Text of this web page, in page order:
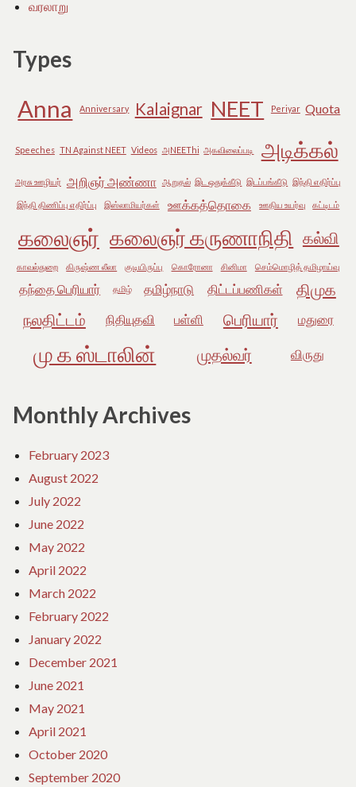
வரலாறு
Types
Anna Anniversary Kalaignar NEET Periyar Quota
Speeches TN Against NEET Videos அNEEThi அகவிலைப்படி அடிக்கல்
அரசு ஊழியர் அறிஞர் அண்ணா ஆறுதல் இட ஒதுக்கீடு இடப்பங்கீடு இந்தி எதிர்ப்பு
இந்தி திணிப்பு எதிர்ப்பு இஸ்லாமியர்கள் ஊக்கத்தொகை ஊதிய உயர்வு கட்டிடம்
கலைஞர் கலைஞர் கருணாநிதி கல்வி
காவல்துறை கிருஷ்ண லீலா குடியிருப்பு கொரோனா சினிமா செம்மொழித் தமிழாய்வு
தந்தை பெரியார் தமிழ் தமிழ்நாடு திட்டப்பணிகள்
திமுக
நலதிட்டம்
நிதியுதவி பள்ளி பெரியார் மதுரை
மு க ஸ்டாலின் முதல்வர் விருது
Monthly Archives
February 2023
August 2022
July 2022
June 2022
May 2022
April 2022
March 2022
February 2022
January 2022
December 2021
June 2021
May 2021
April 2021
October 2020
September 2020